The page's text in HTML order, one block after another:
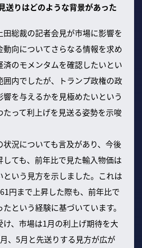
送りはどのような背景があった
田総裁の記者会見が市場に影響を
動向についてさらなる情報を求め
済のモメンタムを確認したいとい
囲内でしたが、トランプ政権の政
を与えるかを見極めたいという
って利上げを見送る姿勢を示唆
状況についても言及があり、今後
しても、前年比で見た輸入物価は
という見方を示しました。これは
円まで上昇した際も、前年比で
という経験に基づいています。
け、市場は1月の利上げ期待を大
、5月と先送りする見方が広が